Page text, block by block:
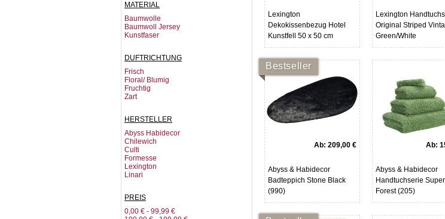
MATERIAL
Baumwolle
Baumwoll Jersey
Kunstfaser
DUFTRICHTUNG
Frisch
Floral/ Blumig
Fruchtig
Zart
HERSTELLER
Abyss Habidecor
Chilewich
Culti
Formesse
Lexington
Linari
PREIS
0,00 € - 99,99 €
Lexington
Dekokissenbezug Hotel
Kunstfell 50 x 50 cm
Lexington
Original Striped
Green/White
Bestseller
Ab: 209,00 €
Abyss & Habidecor
Badteppich Stone Black
(990)
Ab:
Abyss & Habidecor
Handtuchserie
Forest (205)